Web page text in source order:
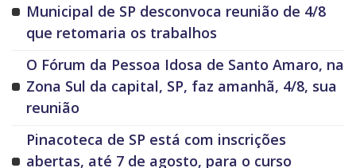
Municipal de SP desconvoca reunião de 4/8
que retomaria os trabalhos
O Fórum da Pessoa Idosa de Santo Amaro, na
Zona Sul da capital, SP, faz amanhã, 4/8, sua
reunião
Pinacoteca de SP está com inscrições
abertas, até 7 de agosto, para o curso